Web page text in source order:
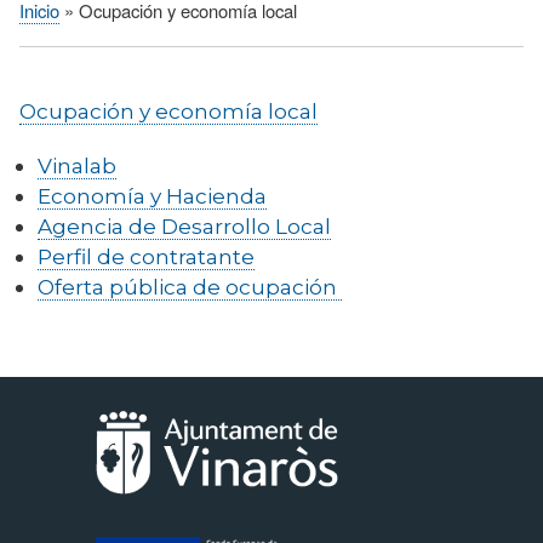
Sobrescribir
ayuda
navegación
Inicio Ocupación y economía local
Ocupación y economía local
Vinalab
Economía y Hacienda
Agencia de Desarrollo Local
Perfil de contratante
Oferta pública de ocupación